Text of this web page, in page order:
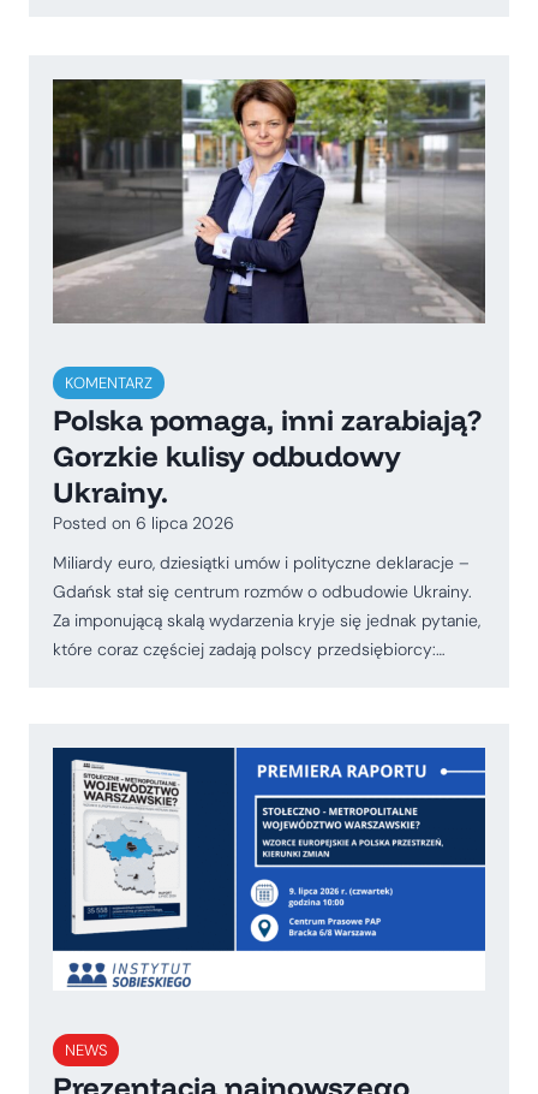
KOMENTARZ
Polska pomaga, inni zarabiają?
Gorzkie kulisy odbudowy
Ukrainy.
Posted on 6 lipca 2026
Miliardy euro, dziesiątki umów i polityczne deklaracje –
Gdańsk stał się centrum rozmów o odbudowie Ukrainy.
Za imponującą skalą wydarzenia kryje się jednak pytanie,
które coraz częściej zadają polscy przedsiębiorcy:…
NEWS